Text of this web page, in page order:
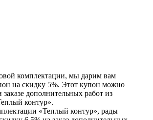
комплектации, мы дарим вам
на скидку 5%. Этот купон можно
заказе дополнительных работ из
контур».
«Теплый контур», рады